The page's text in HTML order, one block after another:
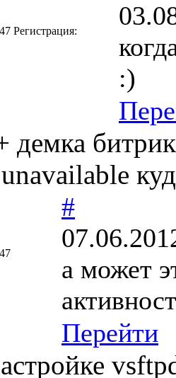
Регистрация:
:)
демка
#
а может
Перейти